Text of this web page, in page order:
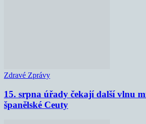
Zdravé Zprávy
15. srpna úřady čekají další vlnu
španělské Ceuty